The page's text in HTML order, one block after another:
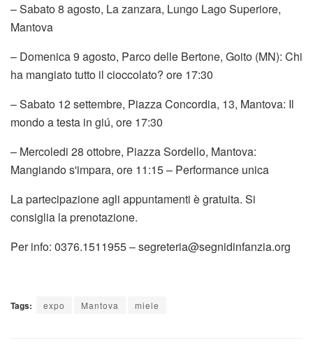
– Sabato 8 agosto, La zanzara, Lungo Lago Superiore,
Mantova
– Domenica 9 agosto, Parco delle Bertone, Goito (MN): Chi
ha mangiato tutto il cioccolato? ore 17:30
– Sabato 12 settembre, Piazza Concordia, 13, Mantova: Il
mondo a testa in giú, ore 17:30
– Mercoledi 28 ottobre, Piazza Sordello, Mantova:
Mangiando s'impara, ore 11:15 – Performance unica
La partecipazione agli appuntamenti è gratuita. Si
consiglia la prenotazione.
Per info: 0376.1511955 – segreteria@segnidinfanzia.org
Tags: expo Mantova miele